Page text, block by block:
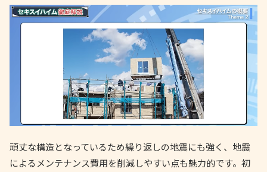
頑丈な構造となっているため繰り返しの地震にも強く、地震
によるメンテナンス費用を削減しやすい点も魅力的です。初